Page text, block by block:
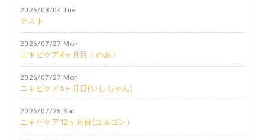
2026/08/04 Tue
テスト
2026/07/27 Mon
ニキビケア4ヶ月目（のあ）
2026/07/27 Mon
ニキビケア5ヶ月目(いしちゃん)
2026/07/25 Sat
ニキビケア12ヶ月目(ゴルゴン)